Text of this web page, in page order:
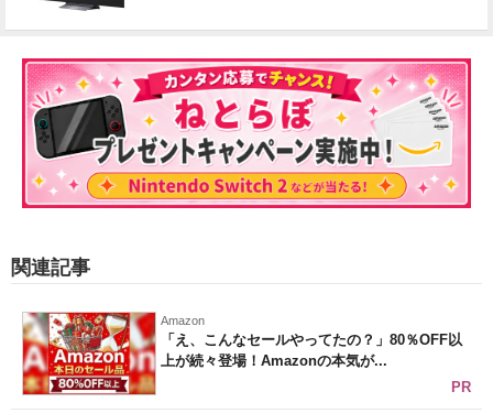
関連記事
Amazon
「え、こんなセールやってたの？」80％OFF以
上が続々登場！Amazonの本気が...
PR